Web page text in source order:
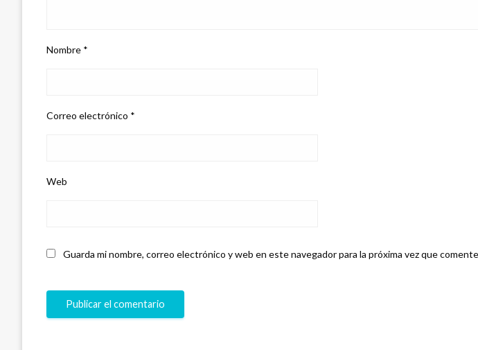
Nombre *
Correo electrónico *
Web
Guarda mi nombre, correo electrónico y web en este navegador para la próxima vez que